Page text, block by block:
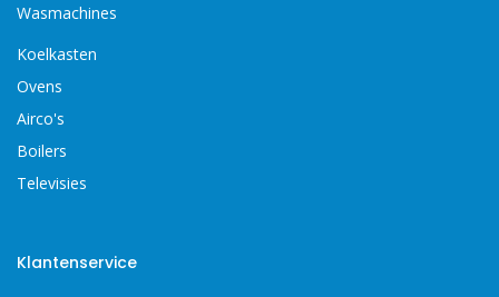
Wasmachines
Koelkasten
Ovens
Airco's
Boilers
Televisies
Klantenservice